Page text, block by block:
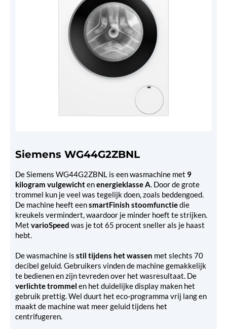
Siemens WG44G2ZBNL
De Siemens WG44G2ZBNL is een wasmachine met 9
kilogram vulgewichtenenergieklasse A. Door de grote
trommel kun je veel was tegelijk doen, zoals beddengoed.
De machine heeft eensmartFinish stoomfunctiedie
kreukels vermindert, waardoor je minder hoeft te strijken.
Met varioSpeed was je tot 65 procent sneller als je haast
hebt.
De wasmachine is stil tijdens het wassen met slechts 70
decibel geluid. Gebruikers vinden de machine gemakkelijk
te bedienen en zijn tevreden over het wasresultaat. De
verlichte trommel en het duidelijke display maken het
gebruik prettig. Wel duurt het eco-programma vrij lang en
maakt de machine wat meer geluid tijdens het
centrifugeren.